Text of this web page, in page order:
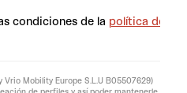
condiciones de la política de
Vrio Mobility Europe S.L.U B05507629)